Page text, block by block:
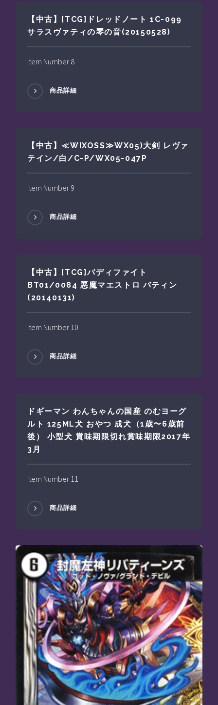
【中古】[TCG]ドレッドノート 1C-099
サラスヴァティの琴の音(20150528)
Item Number 8
商品詳細
【中古】≪WIXOSS≫WX05)大剣 レヴァ
テイン/白/C-P/WX05-047P
Item Number 9
商品詳細
【中古】[TCG]バディファイト
BT01/0084 悪魔マエストロ バティン
(20140131)
Item Number 10
商品詳細
ドギーマン わんちゃんの国産 のむヨーグ
ルト 125ML犬 おやつ 成犬（1歳〜6歳前
後） 小型犬 賞味期限切れ賞味期限2017年
3月
Item Number 11
商品詳細